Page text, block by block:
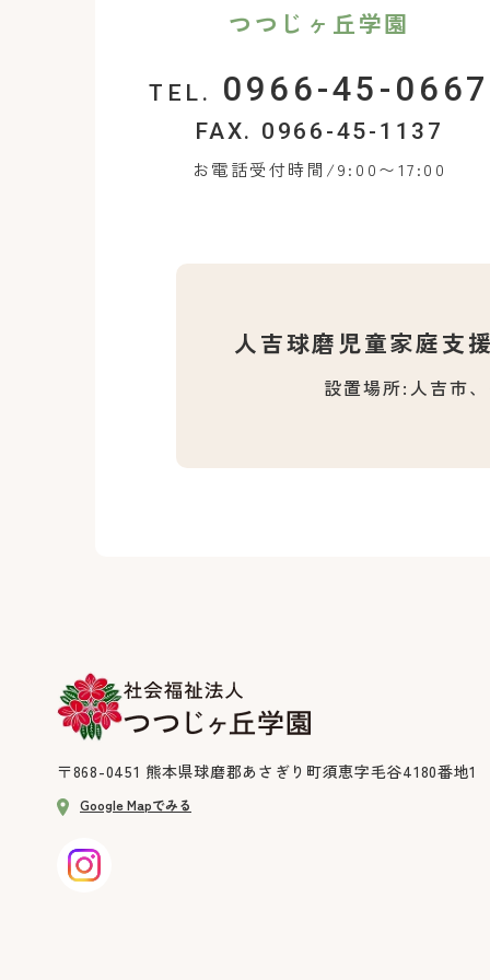
つつじヶ丘学園
TEL. 0966-45-0667
FAX. 0966-45-1137
お電話受付時間/9:00〜17:00
人吉球磨児童家庭支
設置場所:人吉市
〒868-0451 熊本県球磨郡あさぎり町須恵字毛谷4180番地1
Google Mapでみる